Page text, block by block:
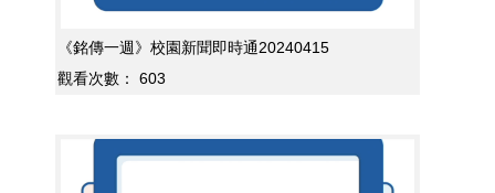
《銘傳一週》校園新聞即時通20240415
觀看次數：
603